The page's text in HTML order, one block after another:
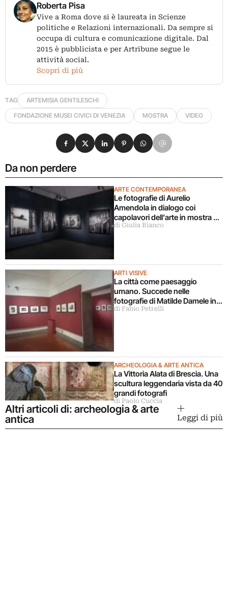
Roberta Pisa
Vive a Roma dove si è laureata in Scienze
politiche e Relazioni internazionali. Da sempre si
occupa di cultura e comunicazione digitale. Dal
2015 è pubblicista e per Artribune segue le
attività social.
Scopri di più
TAG
ARTEMISIA GENTILESCHI
FONDAZIONE MUSEI CIVICI DI VENEZIA
MOSTRA VIDEO
Da non perdere
ARTE CONTEMPORANEA
Le fotografie di Aurelio
Amendola in dialogo coi
capolavori dell’arte in mostra a
Milano
di Giulia Bianco
ARTI VISIVE
La città come paesaggio
umano. Succede nelle
fotografie di Matilde Damele in
mostra a Roma
di Fabio Petrelli
ARCHEOLOGIA & ARTE ANTICA
La Vittoria Alata di Brescia. Una
scultura leggendaria vista da 40
grandi fotografi
di Paolo Cuccia
Condividi su Facebook
Condividi su X
Condividi su LinkedIn
Condividi su Pinterest
Condividi su WhatsApp
Condividi su Email
Altri articoli di: archeologia & arte
antica
Leggi di più